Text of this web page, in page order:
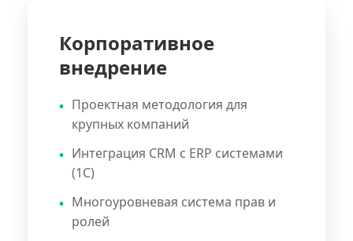
Корпоративное
внедрение
Проектная методология для
крупных компаний
Интеграция CRM с ERP системами
(1С)
Многоуровневая система прав и
ролей